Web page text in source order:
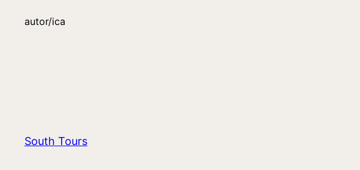
autor/ica
South Tours